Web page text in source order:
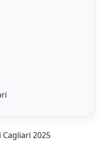
Cagliari 2025